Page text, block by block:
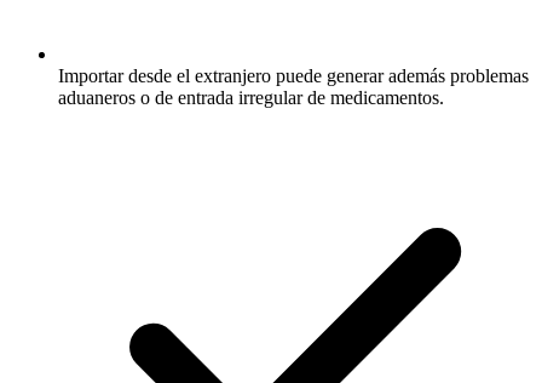
Importar desde el extranjero puede generar además problemas
aduaneros o de entrada irregular de medicamentos.